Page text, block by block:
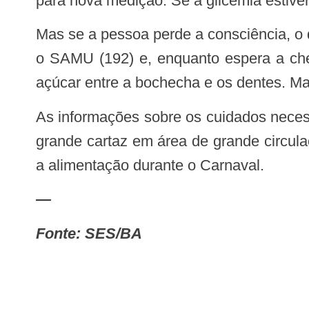
Mas se a pessoa perde a consciência, o quadro se caracteriza como hipoglicemia grave, exigindo assistência médica. Ligar para
o SAMU (192) e, enquanto espera a
açúcar entre a bochecha e os dentes.
As informações sobre os cuidados necessários para brincar o Carnaval com segurança estão sendo apresentadas também num
grande cartaz em área de grande
a alimentação durante o Carnaval.
—
Fonte: SES/BA